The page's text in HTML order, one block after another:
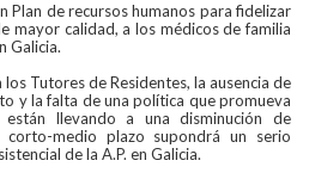
de recursos humanos para fidelizar
mayor calidad, a los médicos de familia
Galicia.
Tutores de Residentes, la ausencia de
y la falta de una política que promueva
llevando a una disminución de
medio plazo supondrá un serio
de la A.P. en Galicia.